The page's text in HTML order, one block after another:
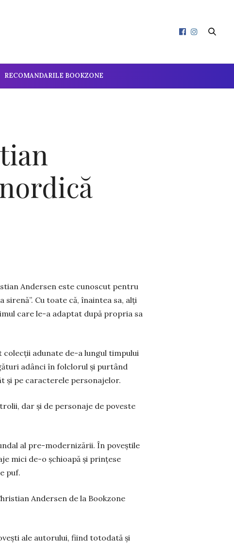
RECOMANDARILE BOOKZONE
Andersen este cunoscut pentru
sirenă”. Cu toate că, înaintea sa, alți
care le-a adaptat după propria sa
colecții adunate de-a lungul timpului
adânci în folclorul și purtând
și pe caracterele personajelor.
dar și de personaje de poveste
al pre-modernizării. În poveștile
mici de-o șchioapă și prințese
puf.
Andersen de la Bookzone
ale autorului, fiind totodată și